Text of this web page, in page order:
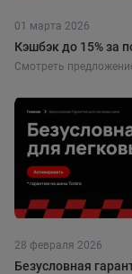
01 марта 2026
Кэшбэк до 15% за
Смотреть
28 февраля 2026
Безусловная